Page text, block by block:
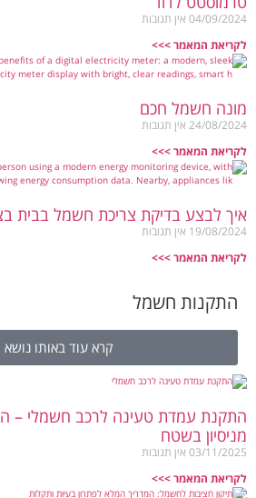
04/09/2024 אין תגובות
לקריאת המאמר >>>
מונה חשמל חכם
24/08/2024 אין תגובות
לקריאת המאמר >>>
איך לבצע בדיקת צריכת חשמל בבית
19/08/2024 אין תגובות
לקריאת המאמר >>>
התקנות חשמל
קרא עוד באותו נושא
התקנת עמדת טעינה לרכב חשמלי –
מניסיון בשטח
03/11/2025 אין תגובות
לקריאת המאמר >>>